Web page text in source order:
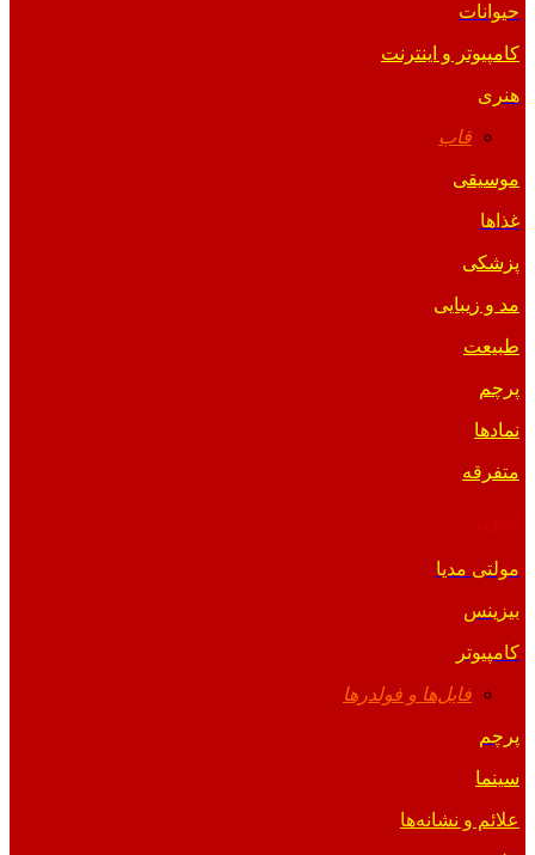
حیوانات
کامپیوتر و اینترنت
هنری
قاب
موسیقی
غذاها
پزشکی
مد و زیبایی
طبیعت
پرچم
نمادها
متفرقه
مولتی مدیا
بیزینس
کامپیوتر
فایل‌ها و فولدرها
پرچم
سینما
علائم و نشانه‌ها